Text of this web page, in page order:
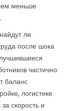
меньше
ли
после шока
частично
баланс
логистике
скорость и